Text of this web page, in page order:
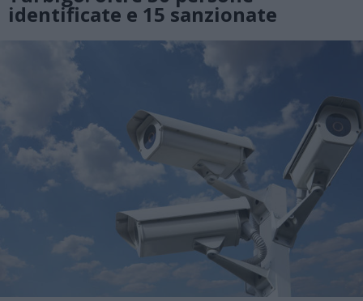
identificate e 15 sanzionate